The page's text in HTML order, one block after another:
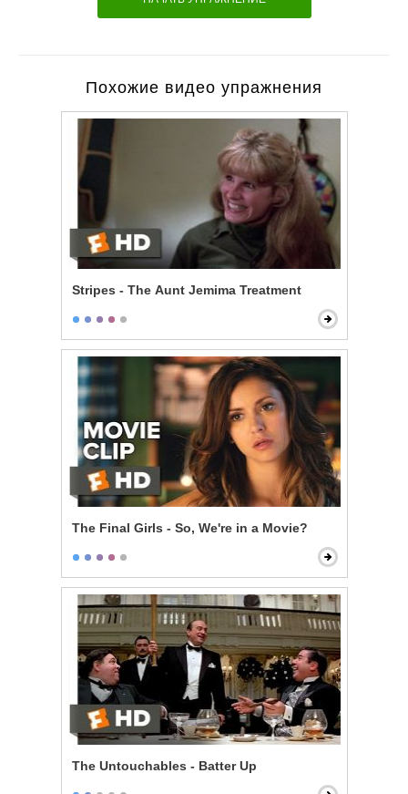
Похожие видео упражнения
Stripes - The Aunt Jemima Treatment
The Final Girls - So, We're in a Movie?
The Untouchables - Batter Up